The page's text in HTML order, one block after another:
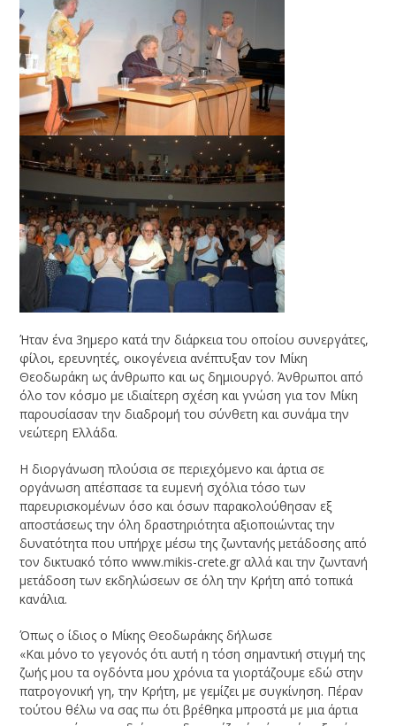
Ήταν ένα 3ημερο κατά την διάρκεια του οποίου συνεργάτες,
φίλοι, ερευνητές, οικογένεια ανέπτυξαν τον Μίκη
Θεοδωράκη ως άνθρωπο και ως δημιουργό. Άνθρωποι από
όλο τον κόσμο με ιδιαίτερη σχέση και γνώση για τον Μίκη
παρουσίασαν την διαδρομή του σύνθετη και συνάμα την
νεώτερη Ελλάδα.
Η διοργάνωση πλούσια σε περιεχόμενο και άρτια σε
οργάνωση απέσπασε τα ευμενή σχόλια τόσο των
παρευρισκομένων όσο και όσων παρακολούθησαν εξ
αποστάσεως την όλη δραστηριότητα αξιοποιώντας την
δυνατότητα που υπήρχε μέσω της ζωντανής μετάδοσης από
τον δικτυακό τόπο www.mikis-crete.gr αλλά και την ζωντανή
μετάδοση των εκδηλώσεων σε όλη την Κρήτη από τοπικά
κανάλια.
Όπως ο ίδιος ο Μίκης Θεοδωράκης δήλωσε
«Και μόνο το γεγονός ότι αυτή η τόση σημαντική στιγμή της
ζωής μου τα ογδόντα μου χρόνια τα γιορτάζουμε εδώ στην
πατρογονική γη, την Κρήτη, με γεμίζει με συγκίνηση. Πέραν
τούτου θέλω να σας πω ότι βρέθηκα μπροστά με μια άρτια